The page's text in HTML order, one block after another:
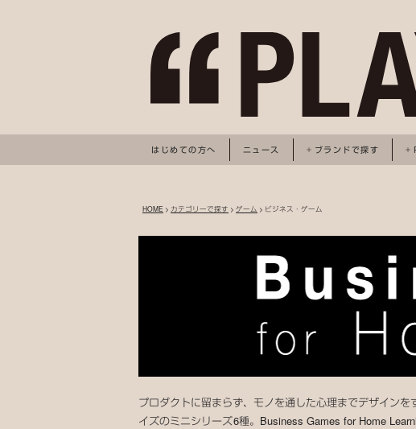
はじめての方へ ニュース ブランドで探す
HOME > カテゴリーで探す > ゲーム > ビジネス・ゲーム
プロダクトに留まらず、モノを通した心理までデザイン
イズのミニシリーズ6種。Business Games for Home